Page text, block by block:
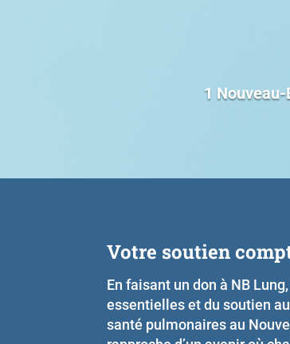
1
Votre soutien
En faisant un don à NB
essentielles et du soutien
santé pulmonaires au